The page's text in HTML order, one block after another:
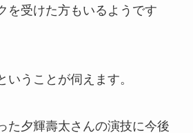
を受けた方もいるようです
いうことが伺えます。
た夕輝壽太さんの演技に今後